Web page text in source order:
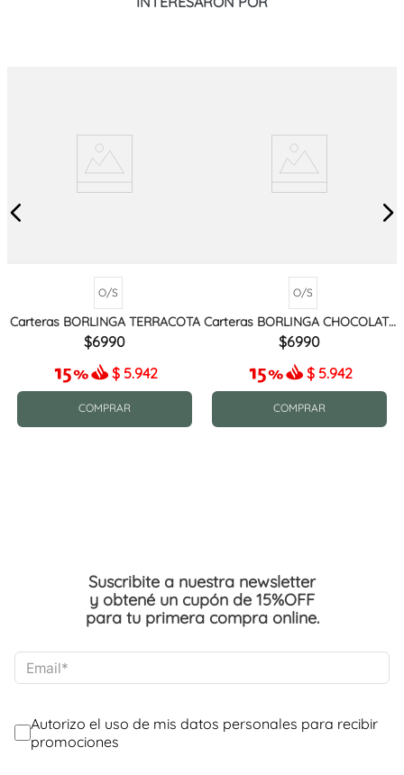
O/S
Carteras BORLINGA TERRACOTA
6990
$ 5.942
COMPRAR
O/S
Carteras BORLINGA CHOCOLATE
MIX
6990
$ 5.942
COMPRAR
Suscribite a nuestra newsletter
y obtené un cupón de 15%OFF
para tu primera compra online.